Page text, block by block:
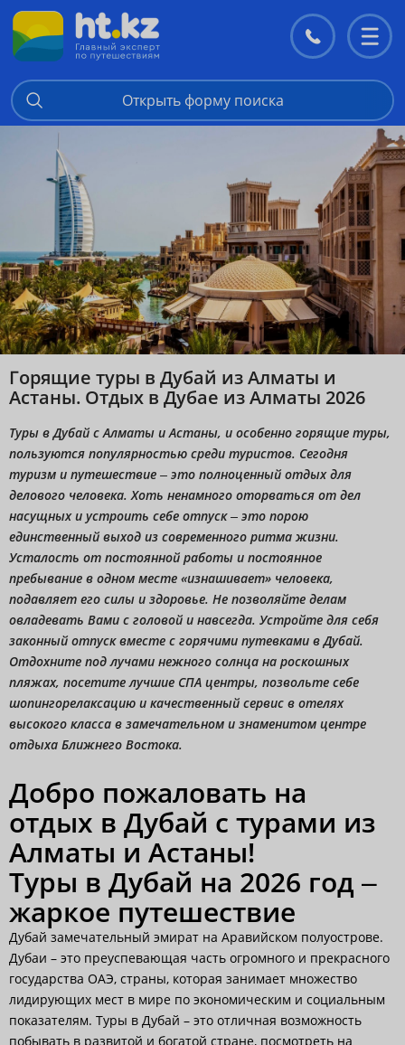
Контакты
меню
Открыть форму поиска
Горящие туры в Дубай из Алматы и
Астаны. Отдых в Дубае из Алматы 2026
Туры в Дубай с Алматы и Астаны, и особенно горящие туры,
пользуются популярностью среди туристов. Сегодня
туризм и путешествие – это полноценный отдых для
делового человека. Хоть ненамного оторваться от дел
насущных и устроить себе отпуск – это порою
единственный выход из современного ритма жизни.
Усталость от постоянной работы и постоянное
пребывание в одном месте «изнашивает» человека,
подавляет его силы и здоровье. Не позволяйте делам
овладевать Вами с головой и навсегда. Устройте для себя
законный отпуск вместе с горячими путевками в Дубай.
Отдохните под лучами нежного солнца на роскошных
пляжах, посетите лучшие СПА центры, позвольте себе
шопингорелаксацию и качественный сервис в отелях
высокого класса в замечательном и знаменитом центре
отдыха Ближнего Востока.
Добро пожаловать на
отдых в Дубай с турами из
Алматы и Астаны!
Туры в Дубай на 2026 год –
жаркое путешествие
Дубай замечательный эмират на Аравийском полуострове.
Дубаи – это преуспевающая часть огромного и прекрасного
государства ОАЭ, страны, которая занимает множество
лидирующих мест в мире по экономическим и социальным
показателям. Туры в Дубай – это отличная возможность
побывать в развитой и богатой стране, посмотреть на